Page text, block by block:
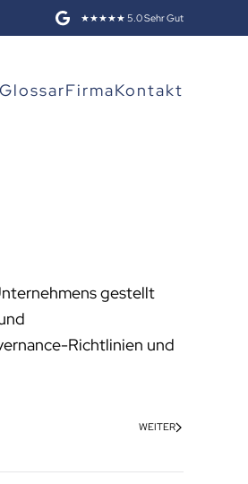
★★★★★ 5.0 Sehr Gut
GlossarFirmaKontakt
gestellt
Richtlinien und
WEITER